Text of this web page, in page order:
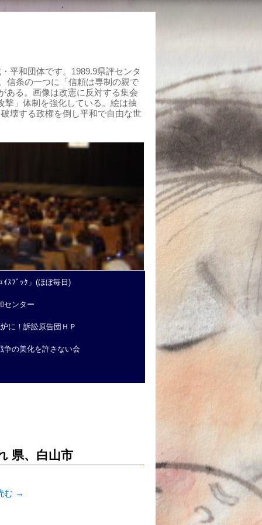
平和団体です。1989.9県評センタ
信条の一つに「信頼は専制の親で
ある。画像は改憲に反対する集会
撃」体制を強化している。絵は抽
壊する政権を倒し平和で自由な世
ｲｽﾌﾞｯｸ」(ほぼ毎日)
ンター
に！訴訟原告団ＨＰ
の美化を許さない会
県、白山市
む →